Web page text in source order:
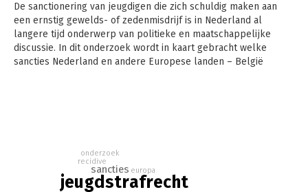
De sanctionering van jeugdigen die zich schuldig maken aan
een ernstig gewelds- of zedenmisdrijf is in Nederland al
langere tijd onderwerp van politieke en maatschappelijke
discussie. In dit onderzoek wordt in kaart gebracht welke
sancties Nederland en andere Europese landen – België
en hoe de diverse sanctiestelsels zich verhouden tot
internationale en Europese kinder- en mensenrechten.
Vervolgens wordt gereflecteerd op de vraag in hoeverre de
jeugdstrafrecht
sancties europa
recidive
onderzoek